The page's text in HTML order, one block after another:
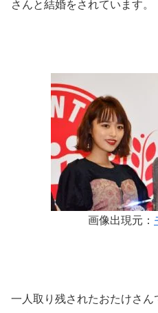
さんと結婚をされています。
画像出現元：
一人取り残されたおたけさ